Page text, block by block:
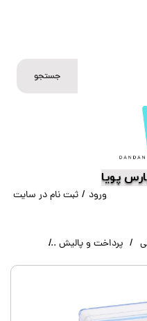
پویا
جستجو
ورود / ثبت نام در سایت
پرداخت و پالیش